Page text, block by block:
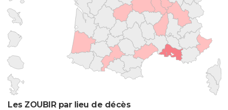
Les ZOUBIR par lieu de décès